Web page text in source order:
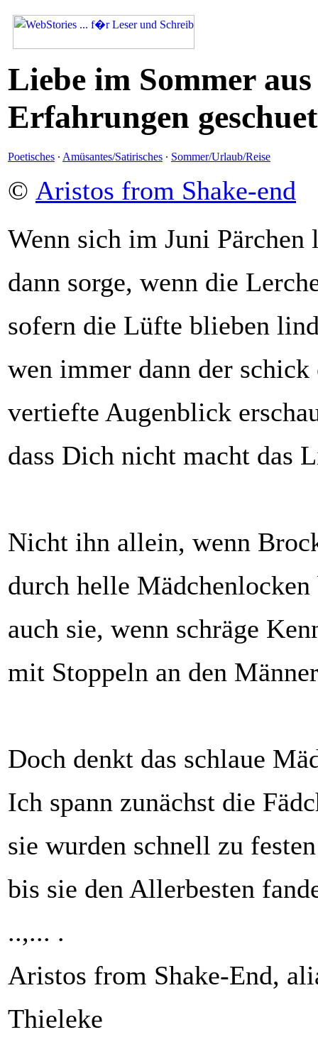
Liebe im Sommer
Erfahrungen
Poetisches · Amüsantes/Satirisches · Sommer/Urlaub/Reise
© Aristos from Shake-end
Wenn sich im Juni Pärchen
dann sorge, wenn die
sofern die Lüfte blieben
wen immer dann der schick
vertiefte Augenblick
dass Dich nicht macht das
Nicht ihn allein, wenn
durch helle
auch sie, wenn schräge
mit Stoppeln an den
Doch denkt das schlaue
Ich spann zunächst die
sie wurden schnell zu
bis sie den Allerbesten
..,... .
Aristos from Shake-End,
Thieleke